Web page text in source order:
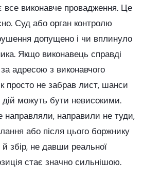
виконавче провадження. Це
Суд або орган контролю
допущено і чи вплинуло
Якщо виконавець справді
адресою з виконавчого
просто не забрав лист, шанси
дій можуть бути невисокими.
направили не туди,
або після цього боржнику
збір, не давши реальної
стає значно сильнішою.